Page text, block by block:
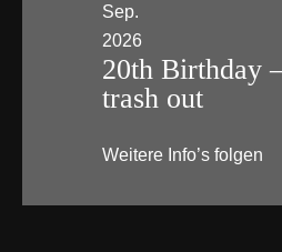
Sep.
2026
20th Birthday
trash out
Weitere Info’s folgen